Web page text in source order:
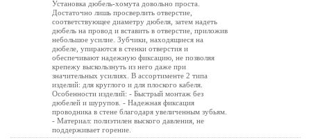
Установка дюбель-хомута довольно проста.
Достаточно лишь просверлить отверстие,
соответствующее диаметру дюбеля, затем надеть
дюбель на провод и вставить в отверстие, приложив
небольшое усилие. Зубчики, находящиеся на
дюбеле, упираются в стенки отверстия и
обеспечивают надежную фиксацию, не позволяя
крепежу выскользнуть из него даже при
значительных усилиях. В ассортименте 2 типа
изделий: для круглого и для плоского кабеля.
Особенности изделий: - Быстрый монтаж без
дюбелей и шурупов. - Надежная фиксация
проводника в стене благодаря увеличенным зубьям.
- Материал: полиэтилен выского давления, не
поддерживает горение.